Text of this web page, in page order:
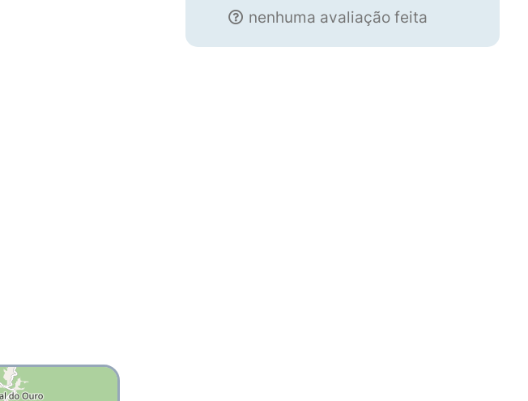
nenhuma avaliação feita